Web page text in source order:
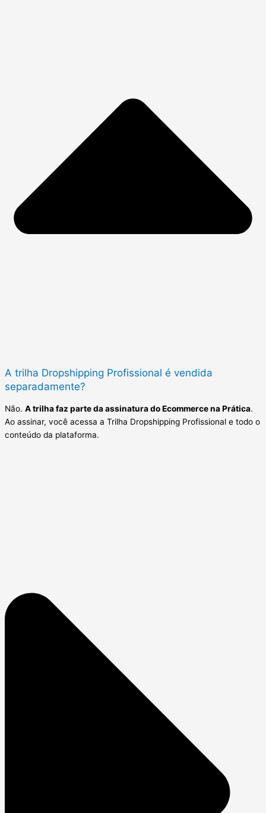
A trilha Dropshipping Profissional é vendida
separadamente?
Não. A trilha faz parte da assinatura do Ecommerce na Prática.
Ao assinar, você acessa a Trilha Dropshipping Profissional e todo o
conteúdo da plataforma.